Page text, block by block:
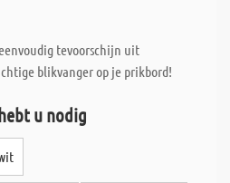
tevoorschijn uit
blikvanger op je prikbord!
u nodig